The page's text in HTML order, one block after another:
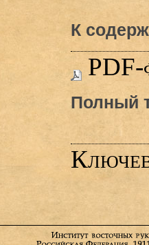
К
PDF-
Полный